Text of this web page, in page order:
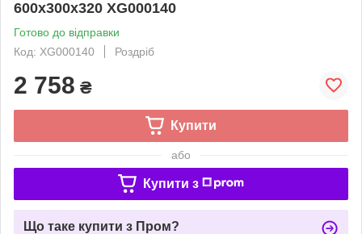
600x300x320 XG000140
Готово до відправки
Код: XG000140
Роздріб
2 758 ₴
Купити
або
Купити з
Що таке купити з Пром?